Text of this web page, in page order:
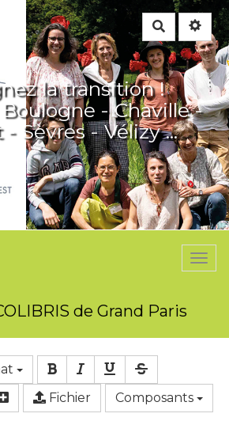
Rechercher
la transition !
- Chaville -
Sèvres - Vélizy ...
de Grand Paris
Fichier
Composants